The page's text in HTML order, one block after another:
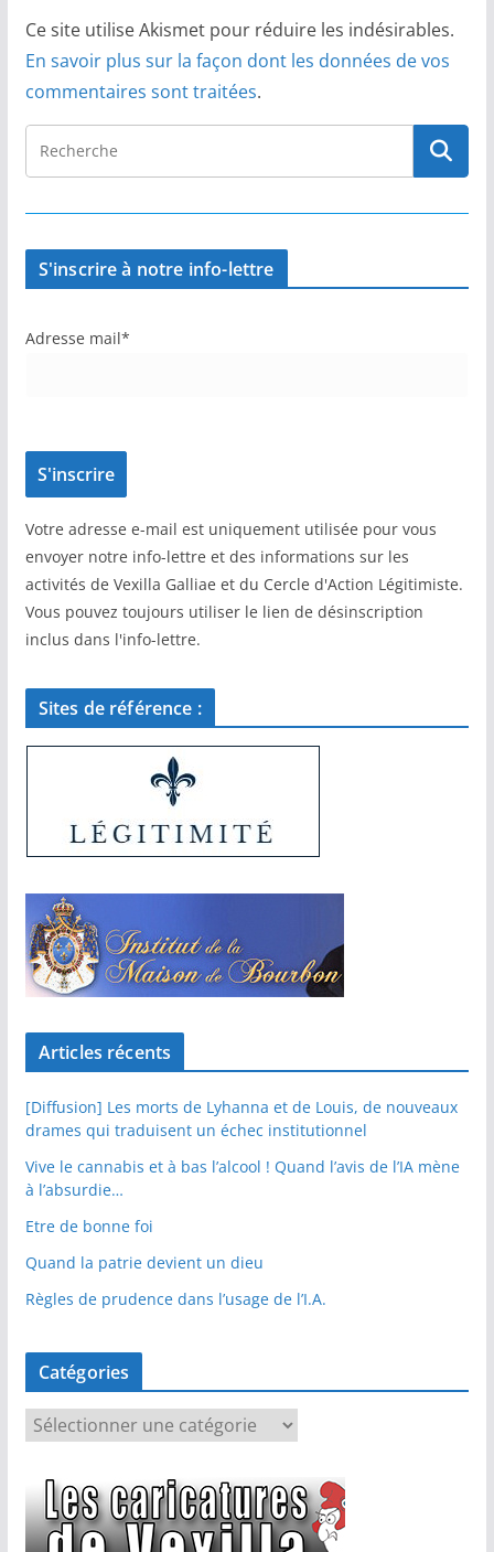
Ce site utilise Akismet pour réduire les indésirables.
En savoir plus sur la façon dont les données de vos
commentaires sont traitées.
S'inscrire à notre info-lettre
Adresse mail*
Votre adresse e-mail est uniquement utilisée pour vous
envoyer notre info-lettre et des informations sur les
activités de Vexilla Galliae et du Cercle d'Action Légitimiste.
Vous pouvez toujours utiliser le lien de désinscription
inclus dans l'info-lettre.
Sites de référence :
Articles récents
[Diffusion] Les morts de Lyhanna et de Louis, de nouveaux
drames qui traduisent un échec institutionnel
Vive le cannabis et à bas l’alcool ! Quand l’avis de l’IA mène
à l’absurdie…
Etre de bonne foi
Quand la patrie devient un dieu
Règles de prudence dans l’usage de l’I.A.
Catégories
é
g